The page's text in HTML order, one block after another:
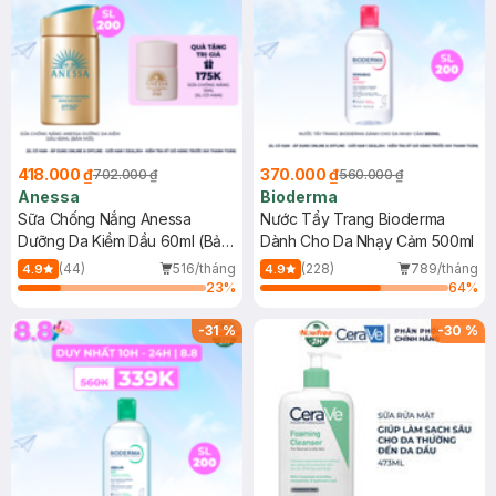
418.000 ₫702.000 ₫
Anessa
Sữa Chống Nắng Anessa
Dưỡng Da Kiềm Dầu 60ml (Bản
Mới)
4.9 (44)
516/tháng
23%
370.000 ₫560.000 ₫
Bioderma
Nước Tẩy Trang Bioderma
Dành Cho Da Nhạy Cảm 500ml
4.9 (228)
789/tháng
64%
-31% -30 %